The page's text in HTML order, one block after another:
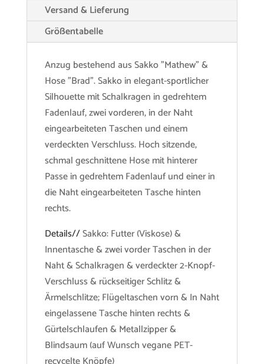
Versand & Lieferung
Größentabelle
Anzug bestehend aus Sakko "Mathew" &
Hose "Brad". Sakko in elegant-sportlicher
Silhouette mit Schalkragen in gedrehtem
Fadenlauf, zwei vorderen, in der Naht
eingearbeiteten Taschen und einem
verdeckten Verschluss. Hoch sitzende,
schmal geschnittene Hose mit hinterer
Passe in gedrehtem Fadenlauf und einer in
die Naht eingearbeiteten Tasche hinten
rechts.
Details//Sakko: Futter (Viskose) &
Innentasche & zwei vorder Taschen in der
Naht & Schalkragen & verdeckter 2-Knopf-
Verschluss & rückseitiger Schlitz &
Ärmelschlitze; Flügeltaschen vorn & In Naht
eingelassene Tasche hinten rechts &
Gürtelschlaufen & Metallzipper &
Blindsaum (auf Wunsch vegane PET-